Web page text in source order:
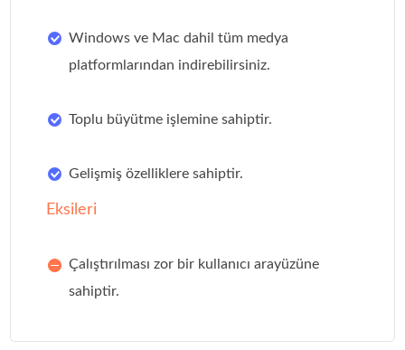
Windows ve Mac dahil tüm medya
platformlarından indirebilirsiniz.
Toplu büyütme işlemine sahiptir.
Gelişmiş özelliklere sahiptir.
Eksileri
Çalıştırılması zor bir kullanıcı arayüzüne
sahiptir.